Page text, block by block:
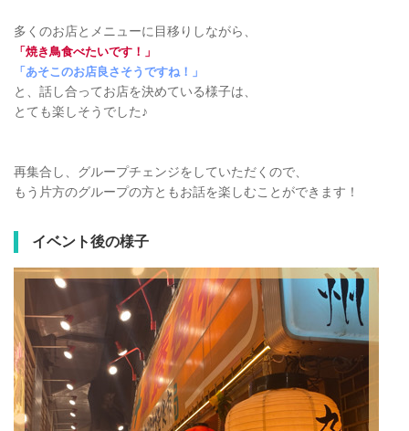
多くのお店とメニューに目移りしながら、
「焼き鳥食べたいです！」
「あそこのお店良さそうですね！」
と、話し合ってお店を決めている様子は、
とても楽しそうでした♪
再集合し、グループチェンジをしていただくので、
もう片方のグループの方ともお話を楽しむことができます！
イベント後の様子